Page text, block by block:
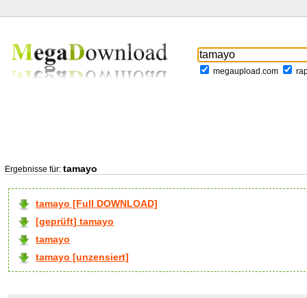
megaupload.com
Ergebnisse für: tamayo
tamayo [Full DOWNLOAD]
[geprüft] tamayo
tamayo
tamayo [unzensiert]